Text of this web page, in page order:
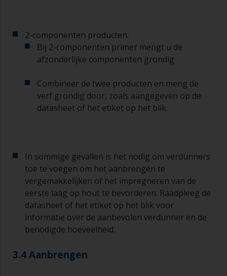
2-componenten producten:
Bij 2-componenten primer mengt u de
afzonderlijke componenten grondig
Combineer de twee producten en meng de
verf grondig door, zoals aangegeven op de
datasheet of het etiket op het blik.
In sommige gevallen is het nodig om verdunners
toe te voegen om het aanbrengen te
vergemakkelijken of het impregneren van de
eerste laag op hout te bevorderen. Raadpleeg de
datasheet of het etiket op het blik voor
informatie over de aanbevolen verdunner en de
benodigde hoeveelheid.
3.4 Aanbrengen